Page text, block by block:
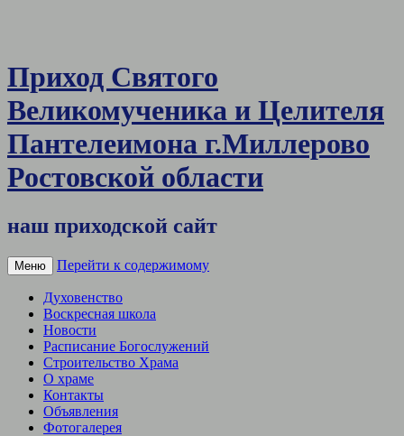
Приход Святого
Великомученика и Целителя
Пантелеимона г.Миллерово
Ростовской области
наш приходской сайт
Меню Перейти к содержимому
Духовенство
Воскресная школа
Новости
Расписание Богослужений
Строительство Храма
О храме
Контакты
Объявления
Фотогалерея